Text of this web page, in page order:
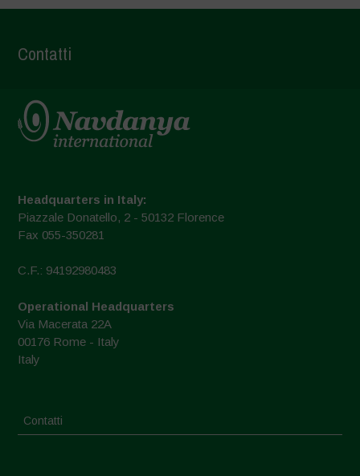
Contatti
Headquarters in Italy:
Piazzale Donatello, 2 - 50132 Florence
Fax 055-350281
C.F.: 94192980483
Operational Headquarters
Via Macerata 22A
00176 Rome - Italy
Italy
Contatti